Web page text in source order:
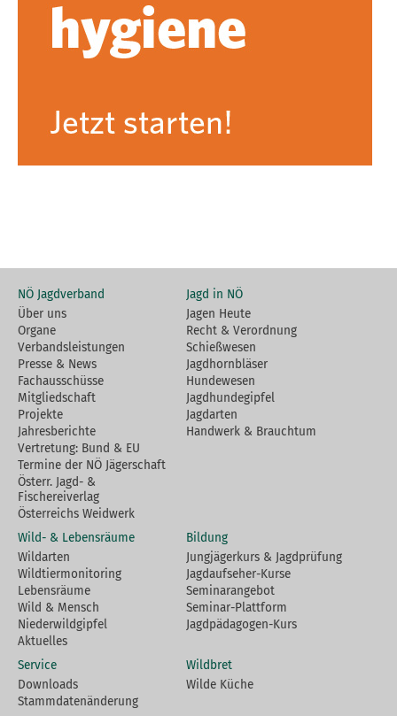
NÖ Jagdverband
Über uns
Organe
Verbandsleistungen
Presse & News
Fachausschüsse
Mitgliedschaft
Projekte
Jahresberichte
Vertretung: Bund & EU
Termine der NÖ Jägerschaft
Österr. Jagd- &
Fischereiverlag
Österreichs Weidwerk
Jagd in NÖ
Jagen Heute
Recht & Verordnung
Schießwesen
Jagdhornbläser
Hundewesen
Jagdhundegipfel
Jagdarten
Handwerk & Brauchtum
Wild- & Lebensräume
Wildarten
Wildtiermonitoring
Lebensräume
Wild & Mensch
Niederwildgipfel
Aktuelles
Bildung
Jungjägerkurs & Jagdprüfung
Jagdaufseher-Kurse
Seminarangebot
Seminar-Plattform
Jagdpädagogen-Kurs
Service
Downloads
Stammdatenänderung
Wildbret
Wilde Küche